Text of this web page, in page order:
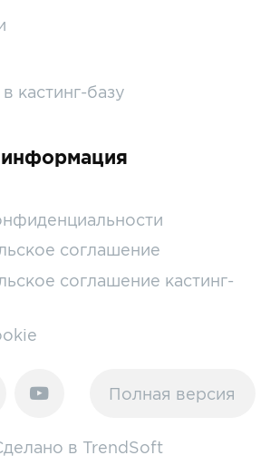
кастинг-базу
соглашение
соглашение кастинг-
Полная версия
в TrendSoft